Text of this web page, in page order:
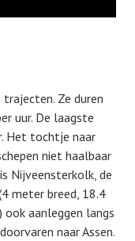
Ze duren
uur. De laagste
Het tochtje naar
niet haalbaar
Nijveensterkolk, de
meter breed, 18.4
aanleggen langs
naar Assen.